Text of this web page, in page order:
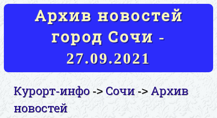
Архив новостей
город Сочи -
27.09.2021
Курорт-инфо-> Сочи->Архив
новостей